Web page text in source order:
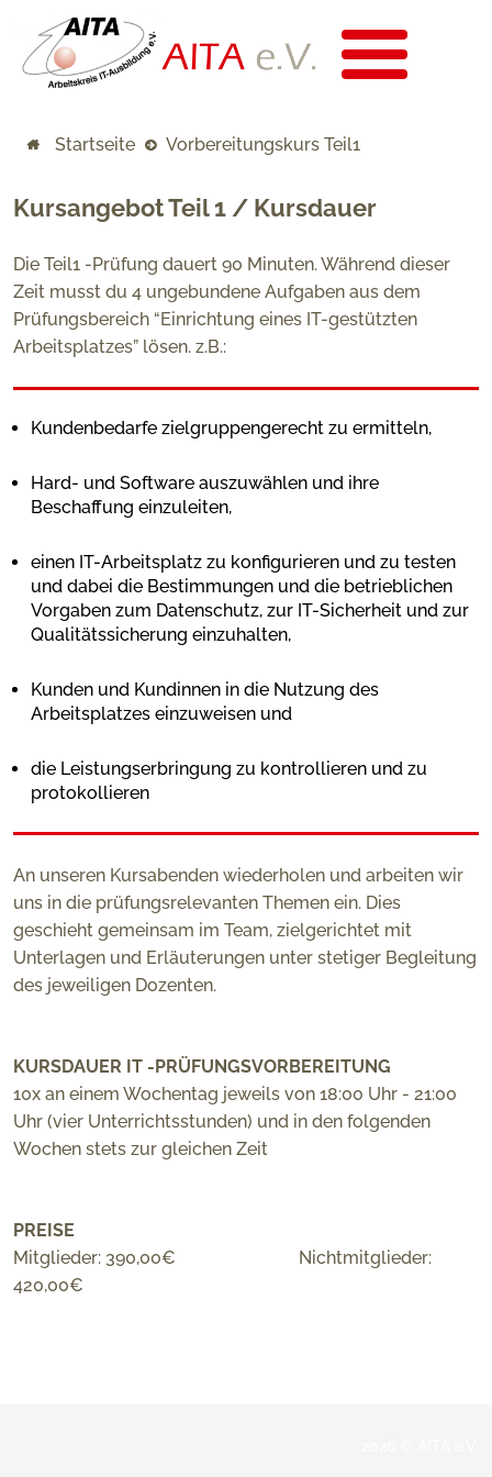
Startseite Vorbereitungskurs Teil1
Kursangebot Teil 1 / Kursdauer
Die Teil1 -Prüfung dauert 90 Minuten. Während dieser
Zeit musst du 4 ungebundene Aufgaben aus dem
Prüfungsbereich “Einrichtung eines IT-gestützten
Arbeitsplatzes” lösen. z.B.:
Kundenbedarfe zielgruppengerecht zu ermitteln,
Hard- und Software auszuwählen und ihre
Beschaffung einzuleiten,
einen IT-Arbeitsplatz zu konfigurieren und zu testen
und dabei die Bestimmungen und die betrieblichen
Vorgaben zum Datenschutz, zur IT-Sicherheit und zur
Qualitätssicherung einzuhalten,
Kunden und Kundinnen in die Nutzung des
Arbeitsplatzes einzuweisen und
die Leistungserbringung zu kontrollieren und zu
protokollieren
An unseren Kursabenden wiederholen und arbeiten wir
uns in die prüfungsrelevanten Themen ein. Dies
geschieht gemeinsam im Team, zielgerichtet mit
Unterlagen und Erläuterungen unter stetiger Begleitung
des jeweiligen Dozenten.
KURSDAUER IT -PRÜFUNGSVORBEREITUNG
10x an einem Wochentag jeweils von 18:00 Uhr - 21:00
Uhr (vier Unterrichtsstunden) und in den folgenden
Wochen stets zur gleichen Zeit
PREISE
Mitglieder: 390,00€ Nichtmitglieder:
420,00€